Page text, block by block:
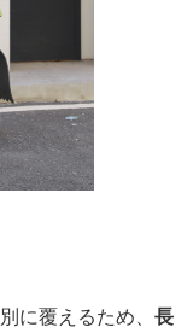
に覆えるため、 長